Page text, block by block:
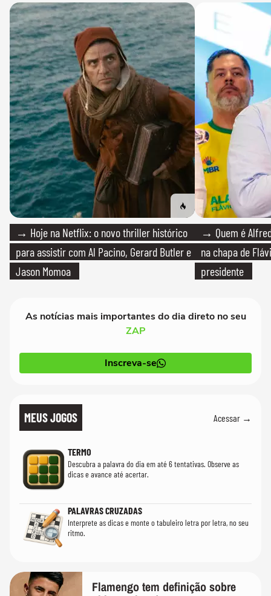
→ Hoje na Netflix: o novo thriller histórico
para assistir com Al Pacino, Gerard Butler e
Jason Momoa
→ Quem é
na chapa de
presidente
As notícias mais importantes do dia direto no seu
ZAP
Inscreva-se
MEUS JOGOS Acessar →
TERMO
Descubra a palavra do dia em até 6 tentativas. Observe as
dicas e avance até acertar.
PALAVRAS CRUZADAS
Interprete as dicas e monte o tabuleiro letra por letra, no seu
ritmo.
Flamengo tem definição sobre